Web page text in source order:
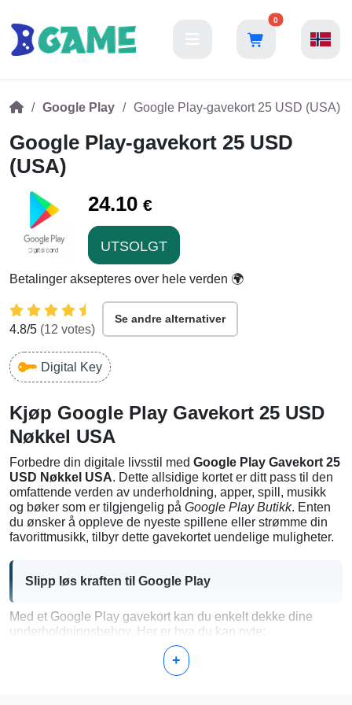
0
Google Play Google Play-gavekort 25 USD (USA)
Google Play-gavekort 25 USD
(USA)
24.10 €
UTSOLGT
Betalinger aksepteres over hele verden 🌍
4.8/5 (12 votes)
Se andre alternativer
Digital Key
Kjøp Google Play Gavekort 25 USD
Nøkkel USA
Forbedre din digitale livsstil med Google Play Gavekort 25
USD Nøkkel USA. Dette allsidige kortet er ditt pass til den
omfattende verden av underholdning, apper, spill, musikk
og bøker som er tilgjengelig på Google Play Butikk. Enten
du ønsker å oppleve de nyeste spillene eller strømme din
favorittmusikk, tilbyr dette gavekortet uendelige muligheter.
Slipp løs kraften til Google Play
Med et Google Play gavekort kan du enkelt dekke dine
underholdningsbehov. Her er hva du kan nyte:
Oppdag tusenvis av apper og spill for å
gjøre enheten din til en kraftkilde for underholdning og
+